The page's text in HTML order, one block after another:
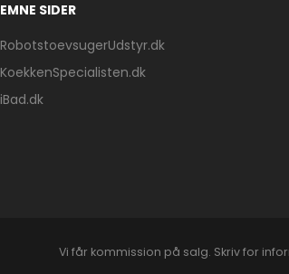
EMNE SIDER
RobotstoevsugerUdstyr.dk
KoekkenSpecialisten.dk
iBad.dk
Vi får kommission på salg. Skriv for